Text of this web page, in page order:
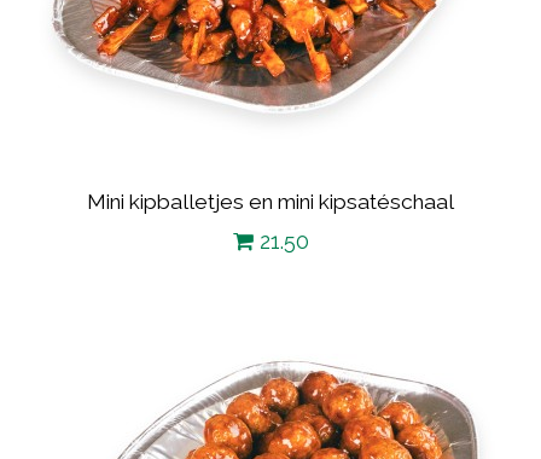
Mini kipballetjes en mini kipsatéschaal
21.50